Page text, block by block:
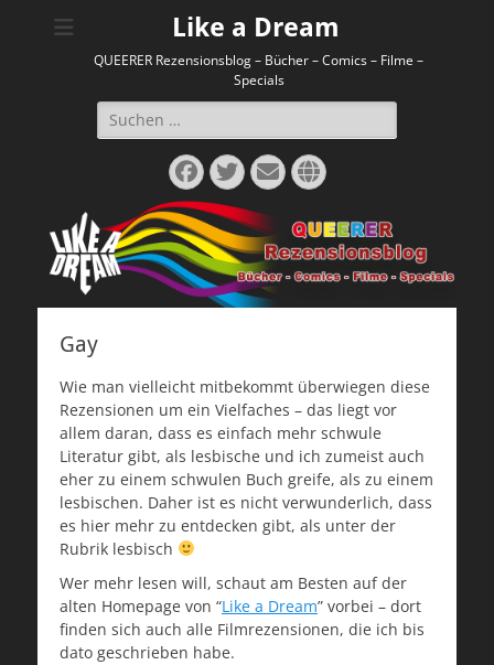
Like a Dream
QUEERER Rezensionsblog – Bücher – Comics – Filme –
Specials
Suchen
nach:
Facebook
Twitter
E-
Mail
Website
Gay
Wie man vielleicht mitbekommt überwiegen diese
Rezensionen um ein Vielfaches – das liegt vor
allem daran, dass es einfach mehr schwule
Literatur gibt, als lesbische und ich zumeist auch
eher zu einem schwulen Buch greife, als zu einem
lesbischen. Daher ist es nicht verwunderlich, dass
es hier mehr zu entdecken gibt, als unter der
Rubrik lesbisch
Wer mehr lesen will, schaut am Besten auf der
alten Homepage von “Like a Dream” vorbei – dort
finden sich auch alle Filmrezensionen, die ich bis
dato geschrieben habe.